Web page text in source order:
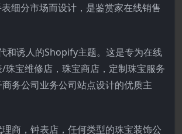
细分市场而设计，是鉴赏家在线销售
和诱人的Shopify主题。这是专为在线
珠宝维修店，珠宝商店，定制珠宝服务
务公司业务公司站点设计的优质主
商，钟表店，任何类型的珠宝装饰公